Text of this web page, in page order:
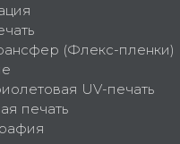
(Флекс-пленки)
UV-печать
печать